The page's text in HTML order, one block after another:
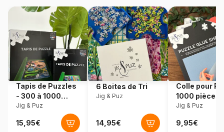
Référence Sunsout-21804
EAN 0796780218048
Nombre de pièces 500 pièces
Dimensions 49 x 49 cm
Tapis de Puzzles
- 300 à 1000
pièces
Jig & Puz
6 Boites de Tri
Jig & Puz
Colle pour
1000 pièces
Jig & Puz